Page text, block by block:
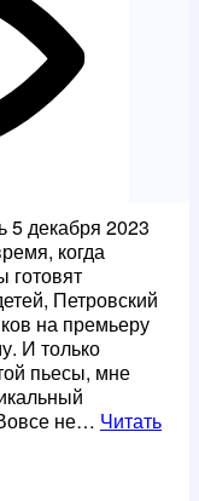
5 декабря 2023
когда
готовят
Петровский
на премьеру
И только
пьесы, мне
не… Читать